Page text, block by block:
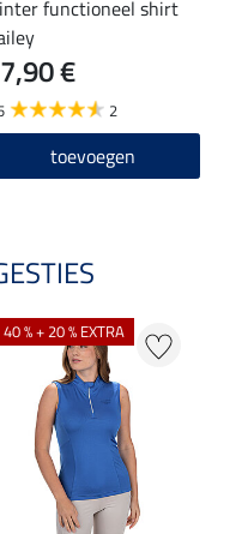
functioneel shirt
€
2
toevoegen
40 % + 20 % EXTRA